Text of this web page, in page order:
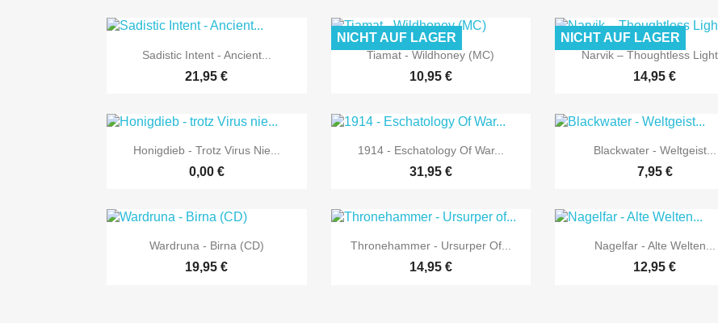
 Vorschau
Sadistic Intent - Ancient...
21,95 €
 Vorschau
Tiamat - Wildhoney (MC)
10,95 €
NICHT AUF LAGER
 Vorschau
Narvik ‎– Thoughtless
14,95 €
NICHT AUF LAGER
 Vorschau
Honigdieb - Trotz Virus Nie...
0,00 €
 Vorschau
1914 - Eschatology Of War...
31,95 €
 Vorschau
Blackwater - Weltgeist...
7,95 €
 Vorschau
Wardruna - Birna (CD)
19,95 €
 Vorschau
Thronehammer - Ursurper Of...
14,95 €
 Vorschau
Nagelfar - Alte Welten...
12,95 €